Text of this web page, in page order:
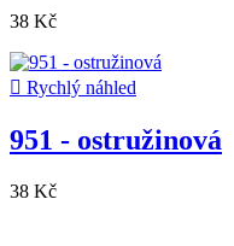
38 Kč
 Rychlý náhled
951 - ostružinová
38 Kč